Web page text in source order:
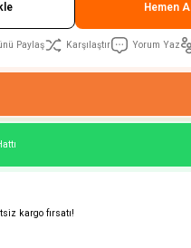
Hemen Al
Paylaş Karşılaştır Yorum Yaz
kargo fırsatı!